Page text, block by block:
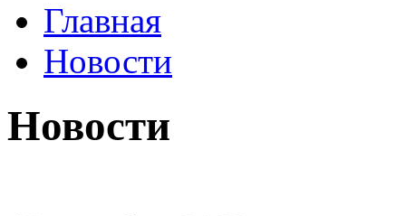
Главная
Новости
Новости